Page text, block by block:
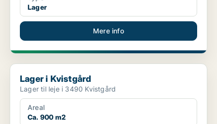
Lager
Mere info
Lager i Kvistgård
Lager i Kvistgård
Lager til leje i 3490 Kvistgård
Areal
Ca. 900 m2